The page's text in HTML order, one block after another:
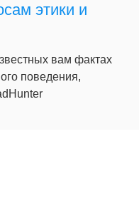
этики и
вам фактах
поведения,